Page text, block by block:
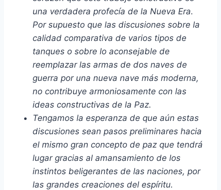
una verdadera profecía de la Nueva Era.
Por supuesto que las discusiones sobre la
calidad comparativa de varios tipos de
tanques o sobre lo aconsejable de
reemplazar las armas de dos naves de
guerra por una nueva nave más moderna,
no contribuye armoniosamente con las
ideas constructivas de la Paz.
Tengamos la esperanza de que aún estas
discusiones sean pasos preliminares hacia
el mismo gran concepto de paz que tendrá
lugar gracias al amansamiento de los
instintos beligerantes de las naciones, por
las grandes creaciones del espíritu.